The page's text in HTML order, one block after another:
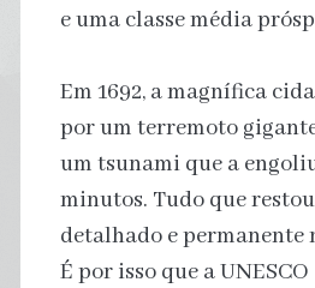
e uma classe média
Em 1692, a magnífica
por um terremoto
um tsunami que a
minutos. Tudo que
detalhado e permanente
É por isso que a